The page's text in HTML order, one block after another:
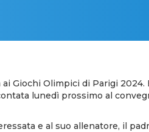
ai Giochi Olimpici di Parigi 2024.
lunedì prossimo al
e al suo allenatore, il